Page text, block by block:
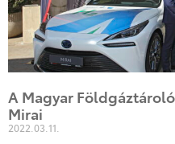
A Magyar
Mirai
2022.03.11.